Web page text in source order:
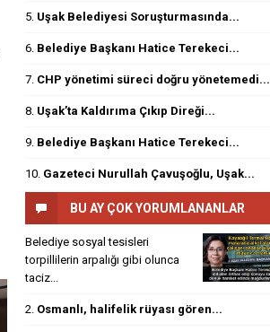
5. Uşak Belediyesi Soruşturmasında...
6. Belediye Başkanı Hatice Terekeci...
7. CHP yönetimi süreci doğru yönetemedi...
8. Uşak’ta Kaldırıma Çıkıp Direği...
9. Belediye Başkanı Hatice Terekeci...
10. Gazeteci Nurullah Çavuşoğlu, Uşak...
BU AY ÇOK YORUMLANANLAR
Belediye sosyal tesisleri
torpillilerin arpalığı gibi olunca
taciz...
2. Osmanlı, halifelik rüyası gören...